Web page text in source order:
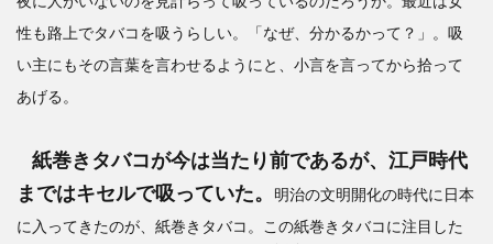
性も路上でタバコを吸うらしい。「なぜ、分かるかって？」。吸
い主にもその言葉を言わせるようにと、小言を言ってから拾って
あげる。
紙巻きタバコが今は当たり前であるが、江戸時代
まではキセルで吸っていた。
明治の文明開化の時代に日本
に入ってきたのが、紙巻きタバコ。この紙巻きタバコに注目した